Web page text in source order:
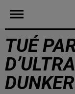
TUÉ